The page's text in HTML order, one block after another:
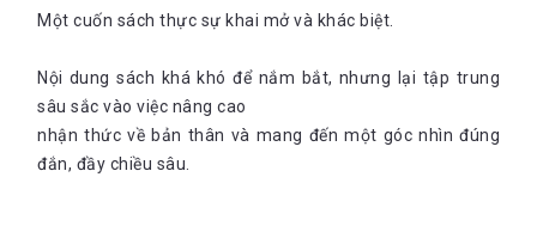
Một cuốn sách thực sự khai mở và khác biệt.
Nội dung sách khá khó để nắm bắt, nhưng lại tập trung
sâu sắc vào việc nâng cao
nhận thức về bản thân và mang đến một góc nhìn đúng
đắn, đầy chiều sâu.